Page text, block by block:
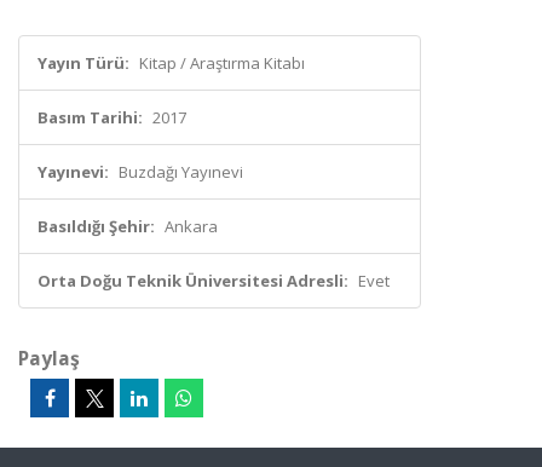
Yayın Türü: Kitap / Araştırma Kitabı
Basım Tarihi: 2017
Yayınevi: Buzdağı Yayınevi
Basıldığı Şehir: Ankara
Orta Doğu Teknik Üniversitesi Adresli: Evet
Paylaş